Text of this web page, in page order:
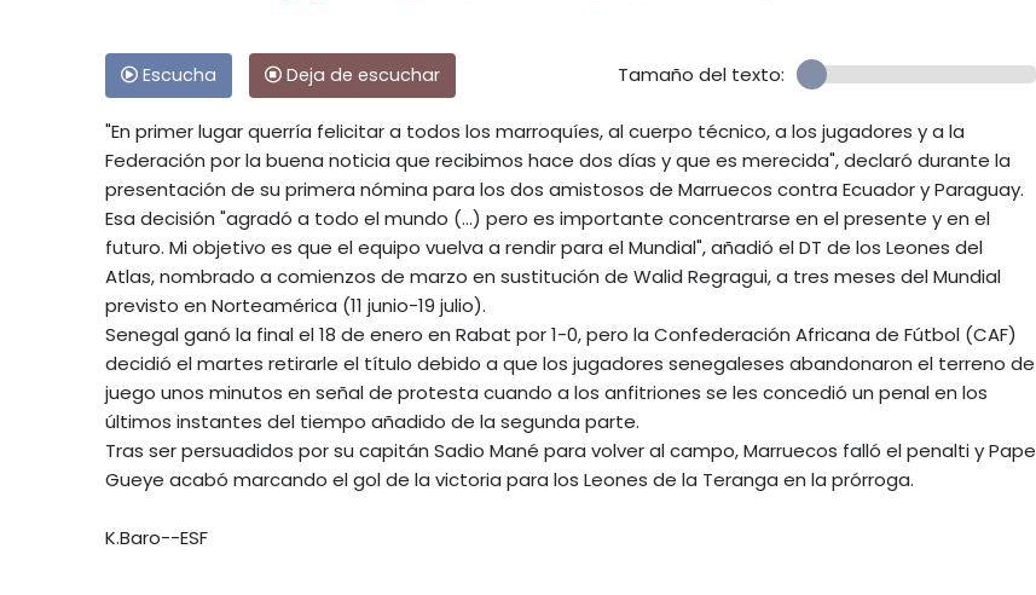
Escucha Deja de escuchar Tamaño del texto:
"En primer lugar querría felicitar a todos los marroquíes, al cuerpo técnico, a los jugadores y a la
Federación por la buena noticia que recibimos hace dos días y que es merecida", declaró durante la
presentación de su primera nómina para los dos amistosos de Marruecos contra Ecuador y Paraguay.
Esa decisión "agradó a todo el mundo (...) pero es importante concentrarse en el presente y en el
futuro. Mi objetivo es que el equipo vuelva a rendir para el Mundial", añadió el DT de los Leones del
Atlas, nombrado a comienzos de marzo en sustitución de Walid Regragui, a tres meses del Mundial
previsto en Norteamérica (11 junio-19 julio).
Senegal ganó la final el 18 de enero en Rabat por 1-0, pero la Confederación Africana de Fútbol (CAF)
decidió el martes retirarle el título debido a que los jugadores senegaleses abandonaron el terreno de
juego unos minutos en señal de protesta cuando a los anfitriones se les concedió un penal en los
últimos instantes del tiempo añadido de la segunda parte.
Tras ser persuadidos por su capitán Sadio Mané para volver al campo, Marruecos falló el penalti y Pape
Gueye acabó marcando el gol de la victoria para los Leones de la Teranga en la prórroga.
K.Baro--ESF